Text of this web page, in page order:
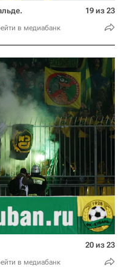
в медиабанк
19 из 23
в медиабанк
20 из 23